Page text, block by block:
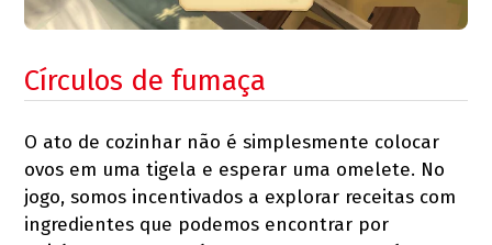
Círculos de fumaça
O ato de cozinhar não é simplesmente colocar
ovos em uma tigela e esperar uma omelete. No
jogo, somos incentivados a explorar receitas com
ingredientes que podemos encontrar por